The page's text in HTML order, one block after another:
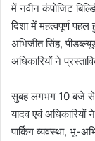
में नवीन कंपोजिट
दिशा में महत्वपूर्ण
अभिजीत सिंह,
अधिकारियों ने
सुबह लगभग 10 बजे से
यादव एवं
पार्किंग व्यवस्था, भू-